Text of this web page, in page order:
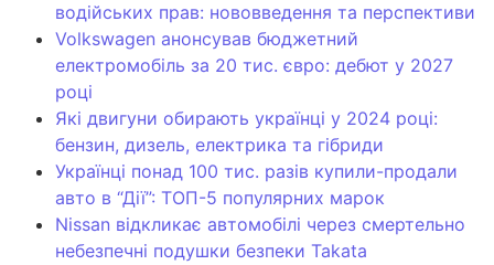
водійських прав: нововведення та перспективи
Volkswagen анонсував бюджетний
електромобіль за 20 тис. євро: дебют у 2027
році
Які двигуни обирають українці у 2024 році:
бензин, дизель, електрика та гібриди
Українці понад 100 тис. разів купили-продали
авто в “Дії”: ТОП-5 популярних марок
Nissan відкликає автомобілі через смертельно
небезпечні подушки безпеки Takata